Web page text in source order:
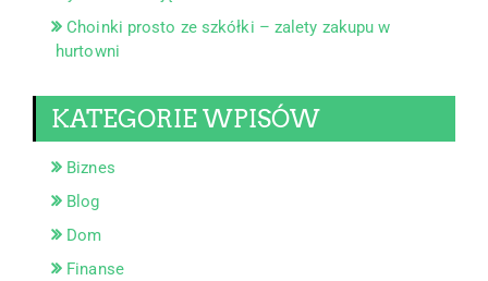
Choinki prosto ze szkółki – zalety zakupu w
hurtowni
KATEGORIE WPISÓW
Biznes
Blog
Dom
Finanse